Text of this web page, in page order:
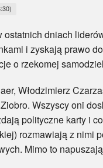
dniach liderów
i zyskają prawo
o rzekomej
Włodzimierz
Wszyscy oni
polityczne karty i
rozmawiają z nimi
Mimo to